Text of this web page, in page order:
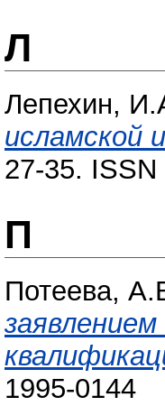
Л
Лепехин,
исламской
27-35.
П
Потеева,
1995-0144